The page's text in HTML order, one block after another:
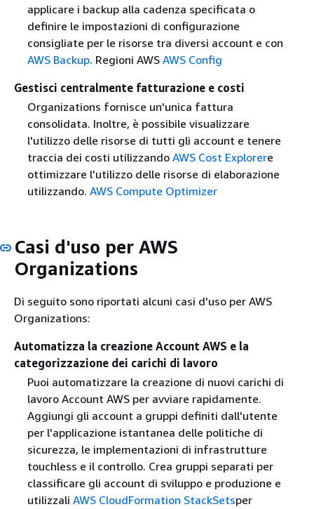
applicare i backup alla cadenza specificata o
definire le impostazioni di configurazione
consigliate per le risorse tra diversi account e con
AWS Backup. Regioni AWS AWS Config
Gestisci centralmente fatturazione e costi
Organizations fornisce un'unica fattura
consolidata. Inoltre, è possibile visualizzare
l'utilizzo delle risorse di tutti gli account e tenere
traccia dei costi utilizzando AWS Cost Explorere
ottimizzare l'utilizzo delle risorse di elaborazione
utilizzando. AWS Compute Optimizer
Casi d'uso per AWS
Organizations
Di seguito sono riportati alcuni casi d'uso per AWS
Organizations:
Automatizza la creazione Account AWS e la
categorizzazione dei carichi di lavoro
Puoi automatizzare la creazione di nuovi carichi di
lavoro Account AWS per avviare rapidamente.
Aggiungi gli account a gruppi definiti dall'utente
per l'applicazione istantanea delle politiche di
sicurezza, le implementazioni di infrastrutture
touchless e il controllo. Crea gruppi separati per
classificare gli account di sviluppo e produzione e
utilizzali AWS CloudFormation StackSetsper